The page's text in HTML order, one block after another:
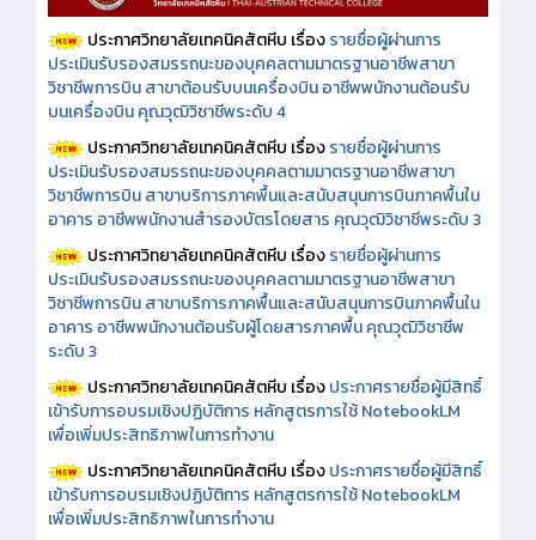
ประกาศวิทยาลัยเทคนิคสัตหีบ เรื่องรายชื่อผู้ผ่านการ
ประเมินรับรองสมรรถนะของบุคคลตามมาตรฐานอาชีพสาขา
วิชาชีพการบิน สาขาต้อนรับบนเครื่องบิน อาชีพพนักงานต้อนรับ
บนเครื่องบิน คุณวุฒิวิชาชีพระดับ 4
ประกาศวิทยาลัยเทคนิคสัตหีบ เรื่องรายชื่อผู้ผ่านการ
ประเมินรับรองสมรรถนะของบุคคลตามมาตรฐานอาชีพสาขา
วิชาชีพการบิน สาขาบริการภาคพื้นและสนับสนุนการบินภาคพื้นใน
อาคาร อาชีพพนักงานสำรองบัตรโดยสาร คุณวุฒิวิชาชีพระดับ 3
ประกาศวิทยาลัยเทคนิคสัตหีบ เรื่องรายชื่อผู้ผ่านการ
ประเมินรับรองสมรรถนะของบุคคลตามมาตรฐานอาชีพสาขา
วิชาชีพการบิน สาขาบริการภาคพื้นและสนับสนุนการบินภาคพื้นใน
อาคาร อาชีพพนักงานต้อนรับผู้โดยสารภาคพื้น คุณวุฒิวิชาชีพ
ระดับ 3
ประกาศวิทยาลัยเทคนิคสัตหีบ เรื่องประกาศรายชื่อผู้มีสิทธิ์
เข้ารับการอบรมเชิงปฏิบัติการ หลักสูตรการใช้ NotebookLM
เพื่อเพิ่มประสิทธิภาพในการทำงาน
ประกาศวิทยาลัยเทคนิคสัตหีบ เรื่องประกาศรายชื่อผู้มีสิทธิ์
เข้ารับการอบรมเชิงปฏิบัติการ หลักสูตรการใช้ NotebookLM
เพื่อเพิ่มประสิทธิภาพในการทำงาน